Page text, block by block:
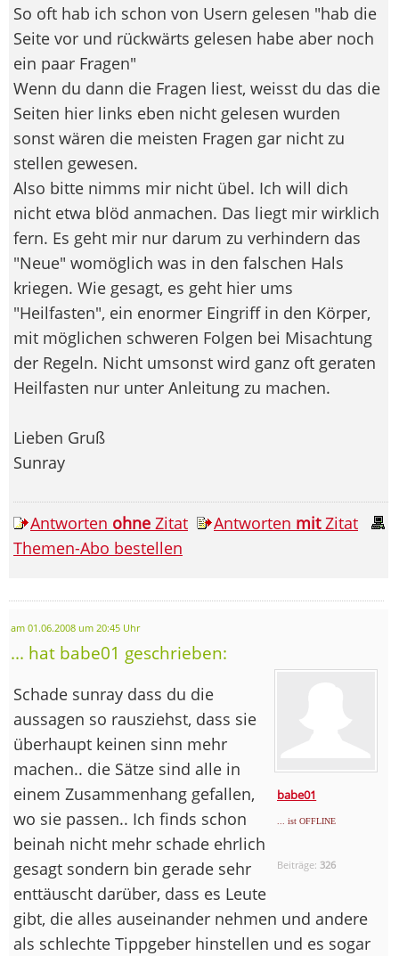
So oft hab ich schon von Usern gelesen "hab die
Seite vor und rückwärts gelesen habe aber noch
ein paar Fragen"
Wenn du dann die Fragen liest, weisst du das die
Seiten hier links eben nicht gelesen wurden
sonst wären die meisten Fragen gar nicht zu
stellen gewesen.
Also bitte nimms mir nicht übel. Ich will dich
nicht etwa blöd anmachen. Das liegt mir wirklich
fern. Es geht mir nur darum zu verhindern das
"Neue" womöglich was in den falschen Hals
kriegen. Wie gesagt, es geht hier ums
"Heilfasten", ein enormer Eingriff in den Körper,
mit möglichen schweren Folgen bei Misachtung
der Regeln. Nicht umsonst wird ganz oft geraten
Heilfasten nur unter Anleitung zu machen.
Lieben Gruß
Sunray
Antworten ohne Zitat Antworten mitZitat
Themen-Abo bestellen
am 01.06.2008 um 20:45 Uhr
... hat babe01 geschrieben:
babe01
... ist OFFLINE
Beiträge:326
Schade sunray dass du die
aussagen so rausziehst, dass sie
überhaupt keinen sinn mehr
machen.. die Sätze sind alle in
einem Zusammenhang gefallen,
wo sie passen.. Ich finds schon
beinah nicht mehr schade ehrlich
gesagt sondern bin gerade sehr
enttäuscht darüber, dass es Leute
gibt, die alles auseinander nehmen und andere
als schlechte Tippgeber hinstellen und es sogar